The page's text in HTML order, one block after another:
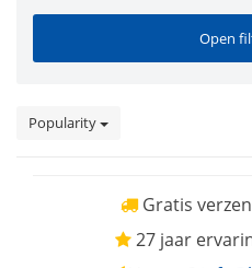
Open
Popularity
Gratis
27 jaar